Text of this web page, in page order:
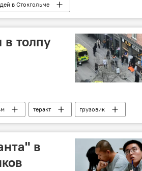
в Стокгольме
в толпу
теракт
грузовик
в